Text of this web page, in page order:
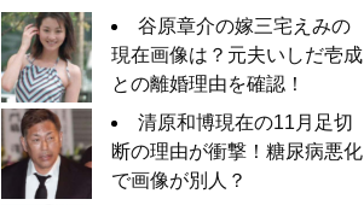
谷原章介の嫁三宅えみの
現在画像は？元夫いしだ壱成
との離婚理由を確認！
清原和博現在の11月足切
断の理由が衝撃！糖尿病悪化
で画像が別人？